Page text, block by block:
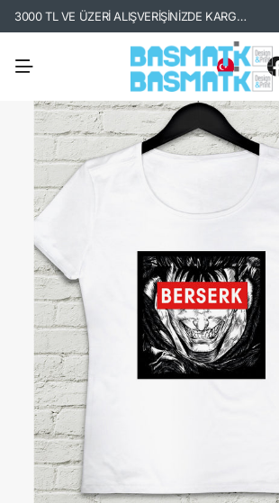
3000 TL VE ÜZERİ ALIŞVERİŞİNİZDE KARGO BEDAVA. /